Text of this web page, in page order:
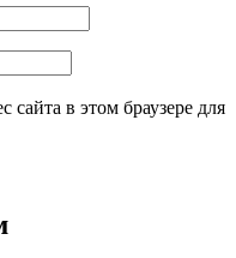
сайта в этом браузере для